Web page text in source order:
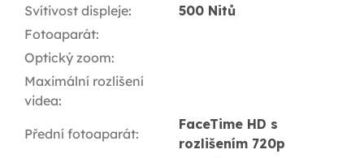
Svítivost displeje:
500 Nitů
Fotoaparát:
Optický zoom:
Maximální rozlišení
videa:
Přední fotoaparát:
FaceTime HD s
rozlišením 720p